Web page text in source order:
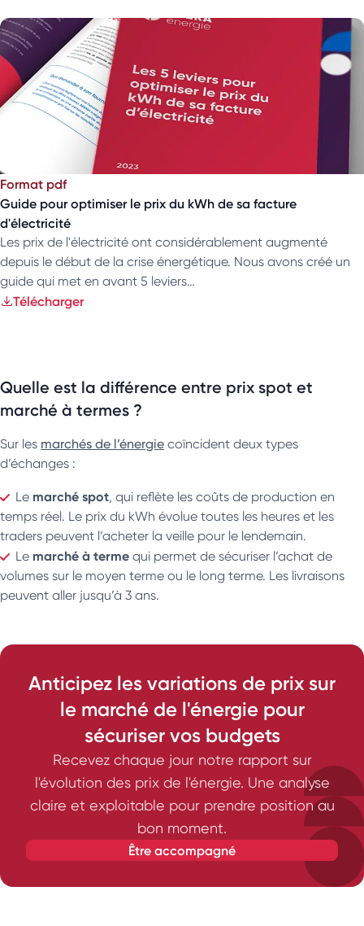
Format pdf
Guide pour optimiser le prix du kWh de sa facture
d'électricité
Les prix de l'électricité ont considérablement augmenté
depuis le début de la crise énergétique. Nous avons créé un
guide qui met en avant 5 leviers…
Télécharger
Quelle est la différence entre prix spot et
marché à termes ?
Sur les marchés de l’énergie coïncident deux types
d’échanges :
Le marché spot, qui reflète les coûts de production en
temps réel. Le prix du kWh évolue toutes les heures et les
traders peuvent l’acheter la veille pour le lendemain.
Le marché à terme qui permet de sécuriser l’achat de
volumes sur le moyen terme ou le long terme. Les livraisons
peuvent aller jusqu’à 3 ans.
Anticipez les variations de prix sur
le marché de l'énergie pour
sécuriser vos budgets
Recevez chaque jour notre rapport sur
l'évolution des prix de l'énergie. Une analyse
claire et exploitable pour prendre position au
bon moment.
être accompagné